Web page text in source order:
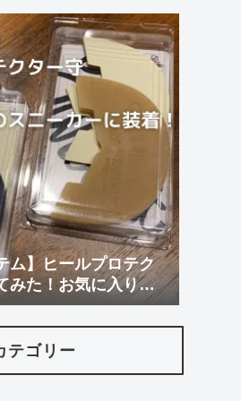
ム】ヒールプロテク
みた！お気に入りに
テゴリー